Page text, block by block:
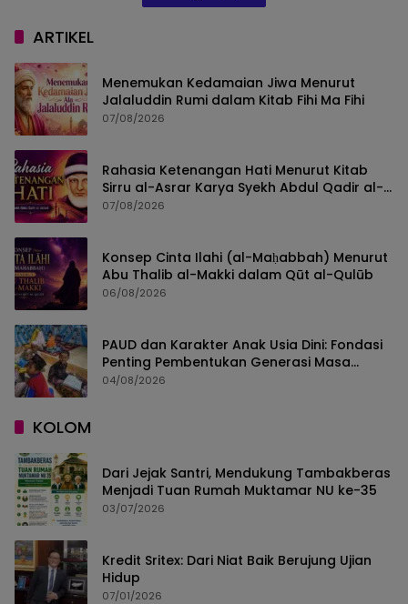
ARTIKEL
Menemukan Kedamaian Jiwa Menurut
Jalaluddin Rumi dalam Kitab Fihi Ma Fihi
07/08/2026
Rahasia Ketenangan Hati Menurut Kitab
Sirru al-Asrar Karya Syekh Abdul Qadir al-
Jailani
07/08/2026
Konsep Cinta Ilahi (al-Maḥabbah) Menurut
Abu Thalib al-Makki dalam Qūt al-Qulūb
06/08/2026
PAUD dan Karakter Anak Usia Dini: Fondasi
Penting Pembentukan Generasi Masa
Depan
04/08/2026
KOLOM
Dari Jejak Santri, Mendukung Tambakberas
Menjadi Tuan Rumah Muktamar NU ke-35
03/07/2026
Kredit Sritex: Dari Niat Baik Berujung Ujian
Hidup
07/01/2026